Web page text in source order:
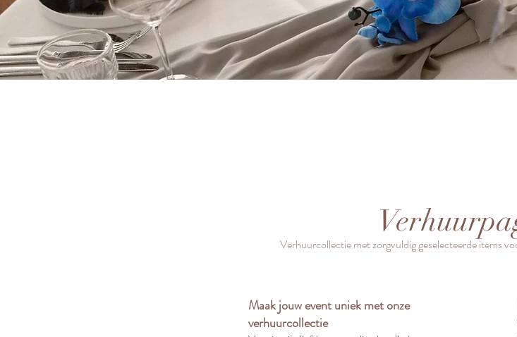
Verhuurcollectie met zorgvuldig geselecteerde items
Maak jouw event uniek met onze
verhuurcollectie